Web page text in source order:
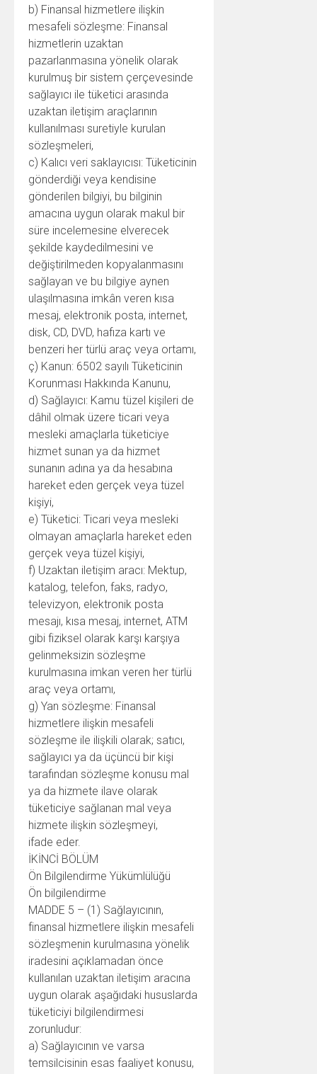
b) Finansal hizmetlere ilişkin
mesafeli sözleşme: Finansal
hizmetlerin uzaktan
pazarlanmasına yönelik olarak
kurulmuş bir sistem çerçevesinde
sağlayıcı ile tüketici arasında
uzaktan iletişim araçlarının
kullanılması suretiyle kurulan
sözleşmeleri,
c) Kalıcı veri saklayıcısı: Tüketicinin
gönderdiği veya kendisine
gönderilen bilgiyi, bu bilginin
amacına uygun olarak makul bir
süre incelemesine elverecek
şekilde kaydedilmesini ve
değiştirilmeden kopyalanmasını
sağlayan ve bu bilgiye aynen
ulaşılmasına imkân veren kısa
mesaj, elektronik posta, internet,
disk, CD, DVD, hafıza kartı ve
benzeri her türlü araç veya ortamı,
ç) Kanun: 6502 sayılı Tüketicinin
Korunması Hakkında Kanunu,
d) Sağlayıcı: Kamu tüzel kişileri de
dâhil olmak üzere ticari veya
mesleki amaçlarla tüketiciye
hizmet sunan ya da hizmet
sunanın adına ya da hesabına
hareket eden gerçek veya tüzel
kişiyi,
e) Tüketici: Ticari veya mesleki
olmayan amaçlarla hareket eden
gerçek veya tüzel kişiyi,
f) Uzaktan iletişim aracı: Mektup,
katalog, telefon, faks, radyo,
televizyon, elektronik posta
mesajı, kısa mesaj, internet, ATM
gibi fiziksel olarak karşı karşıya
gelinmeksizin sözleşme
kurulmasına imkan veren her türlü
araç veya ortamı,
g) Yan sözleşme: Finansal
hizmetlere ilişkin mesafeli
sözleşme ile ilişkili olarak; satıcı,
sağlayıcı ya da üçüncü bir kişi
tarafından sözleşme konusu mal
ya da hizmete ilave olarak
tüketiciye sağlanan mal veya
hizmete ilişkin sözleşmeyi,
ifade eder.
İKİNCİ BÖLÜM
Ön Bilgilendirme Yükümlülüğü
Ön bilgilendirme
MADDE 5 – (1) Sağlayıcının,
finansal hizmetlere ilişkin mesafeli
sözleşmenin kurulmasına yönelik
iradesini açıklamadan önce
kullanılan uzaktan iletişim aracına
uygun olarak aşağıdaki hususlarda
tüketiciyi bilgilendirmesi
zorunludur:
a) Sağlayıcının ve varsa
temsilcisinin esas faaliyet konusu,